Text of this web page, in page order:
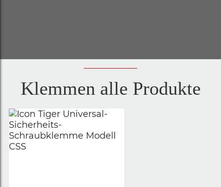
Klemmen alle Produkte